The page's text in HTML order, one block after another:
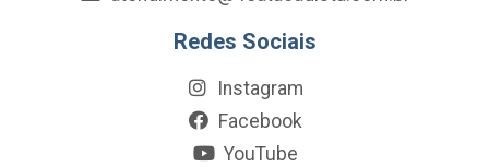
Redes Sociais
Instagram
Facebook
YouTube